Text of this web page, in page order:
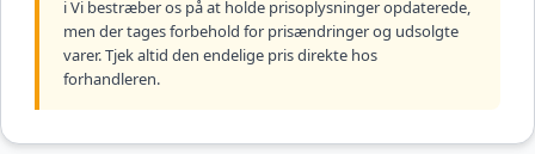
ℹ️ Vi bestræber os på at holde prisoplysninger opdaterede,
men der tages forbehold for prisændringer og udsolgte
varer. Tjek altid den endelige pris direkte hos
forhandleren.